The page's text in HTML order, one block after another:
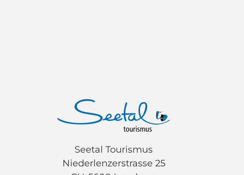
Seetal Tourismus
Niederlenzerstrasse 25